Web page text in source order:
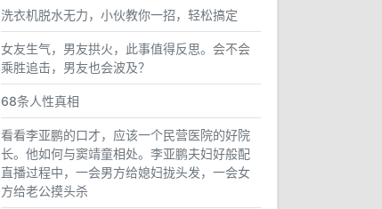
洗衣机脱水无力，小伙教你一招，轻松搞定
女友生气，男友拱火，此事值得反思。会不会
乘胜追击，男友也会波及？
68条人性真相
看看李亚鹏的口才，应该一个民营医院的好院
长。他如何与窦靖童相处。李亚鹏夫妇好般配
直播过程中，一会男方给媳妇拢头发，一会女
方给老公摸头杀